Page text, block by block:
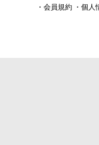
・会員規約 ・個